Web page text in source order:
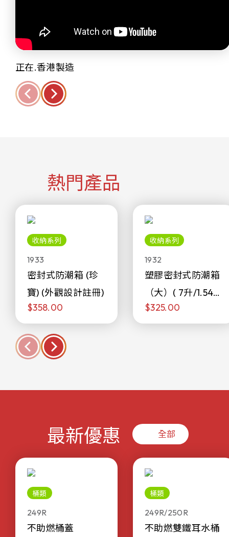
正在.香港製造
熱門產品
收納系列
1933
密封式防潮箱 (珍
寶) (外觀設計註冊)
$358.00
收納系列
1932
塑膠密封式防潮箱
（大）( 7升/1.54加
侖)
$325.00
最新優惠 全部
桶類
249R
不助燃桶蓋
桶類
249R/250R
不助燃雙鐵耳水桶